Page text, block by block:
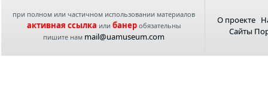
при полном или частичном использовании материалов
активная ссылка или банеробязательны
пишите нам mail@uamuseum.com
О проекте
Сайты